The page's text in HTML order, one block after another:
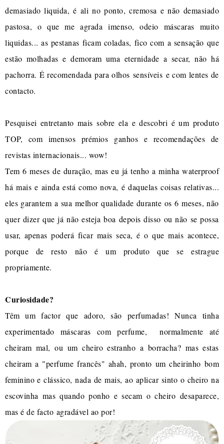
demasiado liquida, é ali no ponto, cremosa e não demasiado
pastosa, o que me agrada imenso, odeio máscaras muito
liquidas... as pestanas ficam coladas, fico com a sensação que
estão molhadas e demoram uma eternidade a secar, não há
pachorra. É recomendada para olhos sensíveis e com lentes de
contacto.
Pesquisei entretanto mais sobre ela e descobri é um produto
TOP, com imensos prémios ganhos e recomendações de
revistas internacionais... wow!
Tem 6 meses de duração, mas eu já tenho a minha waterproof
há mais e ainda está como nova, é daquelas coisas relativas...
eles garantem a sua melhor qualidade durante os 6 meses, não
quer dizer que já não esteja boa depois disso ou não se possa
usar, apenas poderá ficar mais seca, é o que mais acontece,
porque de resto não é um produto que se estrague
propriamente.
Curiosidade?
Têm um factor que adoro, são perfumadas! Nunca tinha
experimentado máscaras com perfume, normalmente até
cheiram mal, ou um cheiro estranho a borracha? mas estas
cheiram a "perfume francês" ahah, pronto um cheirinho bom
feminino e clássico, nada de mais, ao aplicar sinto o cheiro na
escovinha mas quando ponho e secam o cheiro desaparece,
mas é de facto agradável ao por!